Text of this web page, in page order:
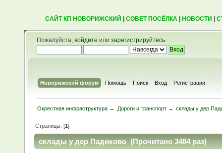
САЙТ КП НОВОРИЖСКИЙ СОВЕТ ПОСЁЛКА| НОВОСТИ
Пожалуйста, войдите или зарегистрируйтесь.
Новорижский форум Помощь Поиск Вход Регистрация
Окрестная инфраструктура → Дороги и транспорт→ склады у дер
Страницы: [1]
склады у дер Падиково (Прочитано 3484 раз)